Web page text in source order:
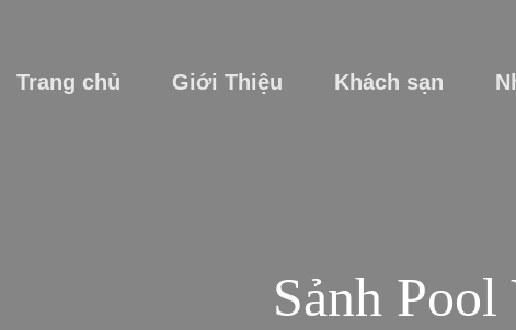
Trang chủ Giới Thiệu Khách sạn
Sảnh